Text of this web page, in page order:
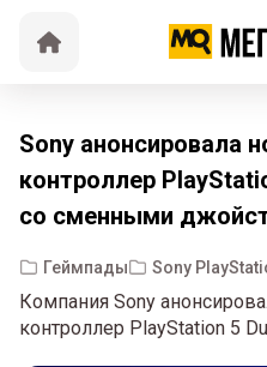
Sony анонсировала
контроллер
со сменными
Геймпады Sony
Компания Sony
контроллер PlayStation 5